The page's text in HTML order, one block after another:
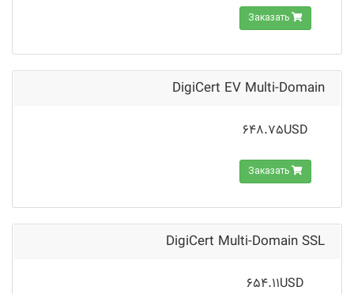
Заказать
DigiCert EV Multi-Domain
648.75USD
Заказать
DigiCert Multi-Domain SSL
654.11USD